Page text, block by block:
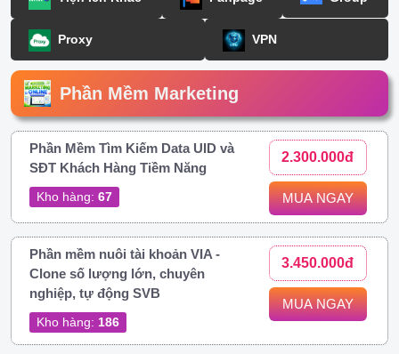
Proxy VPN
Phần Mềm Marketing
Phần Mềm Tìm Kiếm Data UID và
SĐT Khách Hàng Tiềm Năng
Kho hàng: 67
2.300.000đ
MUA NGAY
Phần mềm nuôi tài khoản VIA -
Clone số lượng lớn, chuyên
nghiệp, tự động SVB
Kho hàng: 186
3.450.000đ
MUA NGAY